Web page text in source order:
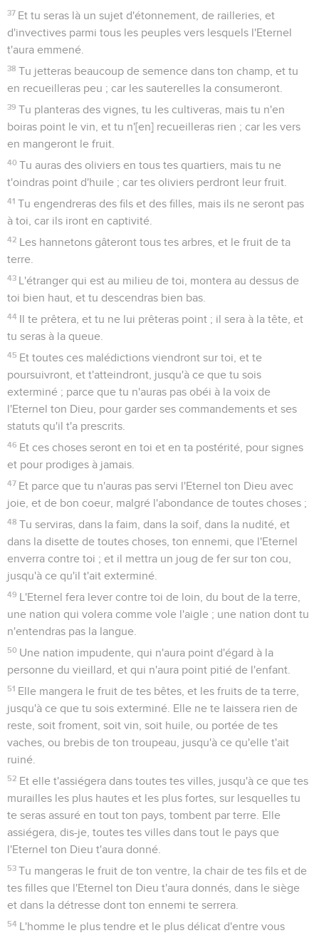
37 Et tu seras là un sujet d'étonnement, de railleries, et
d'invectives parmi tous les peuples vers lesquels l'Eternel
t'aura emmené.
38 Tu jetteras beaucoup de semence dans ton champ, et tu
en recueilleras peu ; car les sauterelles la consumeront.
39 Tu planteras des vignes, tu les cultiveras, mais tu n'en
boiras point le vin, et tu n'[en] recueilleras rien ; car les vers
en mangeront le fruit.
40 Tu auras des oliviers en tous tes quartiers, mais tu ne
t'oindras point d'huile ; car tes oliviers perdront leur fruit.
41 Tu engendreras des fils et des filles, mais ils ne seront pas
à toi, car ils iront en captivité.
42 Les hannetons gâteront tous tes arbres, et le fruit de ta
terre.
43 L'étranger qui est au milieu de toi, montera au dessus de
toi bien haut, et tu descendras bien bas.
44 Il te prêtera, et tu ne lui prêteras point ; il sera à la tête, et
tu seras à la queue.
45 Et toutes ces malédictions viendront sur toi, et te
poursuivront, et t'atteindront, jusqu'à ce que tu sois
exterminé ; parce que tu n'auras pas obéi à la voix de
l'Eternel ton Dieu, pour garder ses commandements et ses
statuts qu'il t'a prescrits.
46 Et ces choses seront en toi et en ta postérité, pour signes
et pour prodiges à jamais.
47 Et parce que tu n'auras pas servi l'Eternel ton Dieu avec
joie, et de bon coeur, malgré l'abondance de toutes choses ;
48 Tu serviras, dans la faim, dans la soif, dans la nudité, et
dans la disette de toutes choses, ton ennemi, que l'Eternel
enverra contre toi ; et il mettra un joug de fer sur ton cou,
jusqu'à ce qu'il t'ait exterminé.
49 L'Eternel fera lever contre toi de loin, du bout de la terre,
une nation qui volera comme vole l'aigle ; une nation dont tu
n'entendras pas la langue.
50 Une nation impudente, qui n'aura point d'égard à la
personne du vieillard, et qui n'aura point pitié de l'enfant.
51 Elle mangera le fruit de tes bêtes, et les fruits de ta terre,
jusqu'à ce que tu sois exterminé. Elle ne te laissera rien de
reste, soit froment, soit vin, soit huile, ou portée de tes
vaches, ou brebis de ton troupeau, jusqu'à ce qu'elle t'ait
ruiné.
52 Et elle t'assiégera dans toutes tes villes, jusqu'à ce que tes
murailles les plus hautes et les plus fortes, sur lesquelles tu
te seras assuré en tout ton pays, tombent par terre. Elle
assiégera, dis-je, toutes tes villes dans tout le pays que
l'Eternel ton Dieu t'aura donné.
53 Tu mangeras le fruit de ton ventre, la chair de tes fils et de
tes filles que l'Eternel ton Dieu t'aura donnés, dans le siège
et dans la détresse dont ton ennemi te serrera.
54 L'homme le plus tendre et le plus délicat d'entre vous